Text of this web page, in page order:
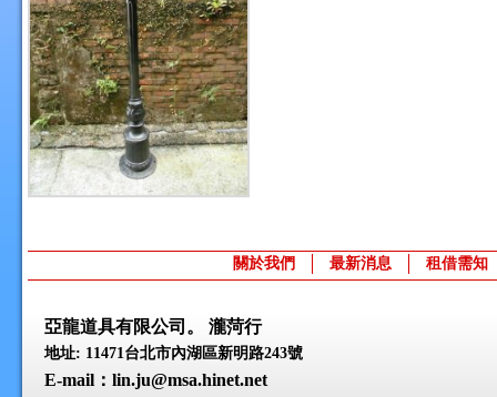
關於我們 最新消息 租借需知
亞龍道具有限公司。 瀧菏行
地址: 11471台北市內湖區新明路243號
E-mail ：lin.ju@msa.hinet.net